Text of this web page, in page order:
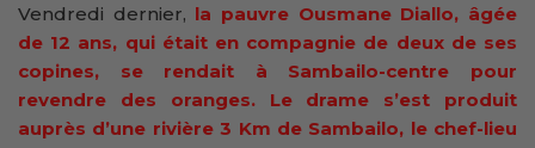
Vendredi dernier, la pauvre Ousmane Diallo, âgée
de 12 ans, qui était en compagnie de deux de ses
copines, se rendait à Sambailo-centre pour
revendre des oranges. Le drame s’est produit
auprès d’une rivière 3 Km de Sambailo, le chef-lieu